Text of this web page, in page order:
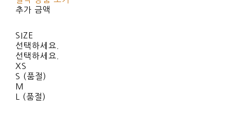
추가 금액
SIZE
선택하세요.
선택하세요.
XS
S (품절)
M
L (품절)